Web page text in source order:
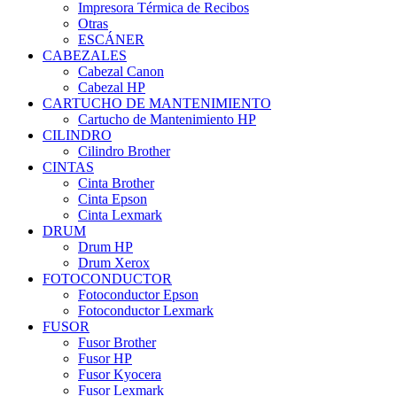
Impresora Térmica de Recibos
Otras
ESCÁNER
CABEZALES
Cabezal Canon
Cabezal HP
CARTUCHO DE MANTENIMIENTO
Cartucho de Mantenimiento HP
CILINDRO
Cilindro Brother
CINTAS
Cinta Brother
Cinta Epson
Cinta Lexmark
DRUM
Drum HP
Drum Xerox
FOTOCONDUCTOR
Fotoconductor Epson
Fotoconductor Lexmark
FUSOR
Fusor Brother
Fusor HP
Fusor Kyocera
Fusor Lexmark